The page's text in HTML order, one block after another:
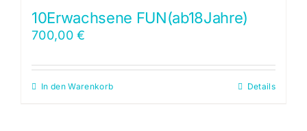
10Erwachsene FUN(ab18Jahre)
700,00€
In den Warenkorb Details